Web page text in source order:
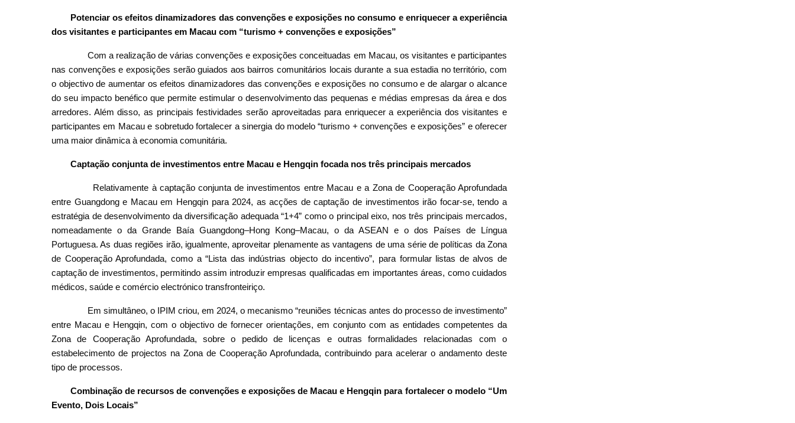
Potenciar os efeitos dinamizadores das convenções e exposições no consumo e enriquecer a experiência
dos visitantes e participantes em Macau com “turismo + convenções e exposições”
Com a realização de várias convenções e exposições conceituadas em Macau, os visitantes e participantes
nas convenções e exposições serão guiados aos bairros comunitários locais durante a sua estadia no território, com
o objectivo de aumentar os efeitos dinamizadores das convenções e exposições no consumo e de alargar o alcance
do seu impacto benéfico que permite estimular o desenvolvimento das pequenas e médias empresas da área e dos
arredores. Além disso, as principais festividades serão aproveitadas para enriquecer a experiência dos visitantes e
participantes em Macau e sobretudo fortalecer a sinergia do modelo “turismo + convenções e exposições” e oferecer
uma maior dinâmica à economia comunitária.
Captação conjunta de investimentos entre Macau e Hengqin focada nos três principais mercados
Relativamente à captação conjunta de investimentos entre Macau e a Zona de Cooperação Aprofundada
entre Guangdong e Macau em Hengqin para 2024, as acções de captação de investimentos irão focar-se, tendo a
estratégia de desenvolvimento da diversificação adequada “1+4” como o principal eixo, nos três principais mercados,
nomeadamente o da Grande Baía Guangdong–Hong Kong–Macau, o da ASEAN e o dos Países de Língua
Portuguesa. As duas regiões irão, igualmente, aproveitar plenamente as vantagens de uma série de políticas da Zona
de Cooperação Aprofundada, como a “Lista das indústrias objecto do incentivo”, para formular listas de alvos de
captação de investimentos, permitindo assim introduzir empresas qualificadas em importantes áreas, como cuidados
médicos, saúde e comércio electrónico transfronteiriço.
Em simultâneo, o IPIM criou, em 2024, o mecanismo “reuniões técnicas antes do processo de investimento”
entre Macau e Hengqin, com o objectivo de fornecer orientações, em conjunto com as entidades competentes da
Zona de Cooperação Aprofundada, sobre o pedido de licenças e outras formalidades relacionadas com o
estabelecimento de projectos na Zona de Cooperação Aprofundada, contribuindo para acelerar o andamento deste
tipo de processos.
Combinação de recursos de convenções e exposições de Macau e Hengqin para fortalecer o modelo “Um
Evento, Dois Locais”